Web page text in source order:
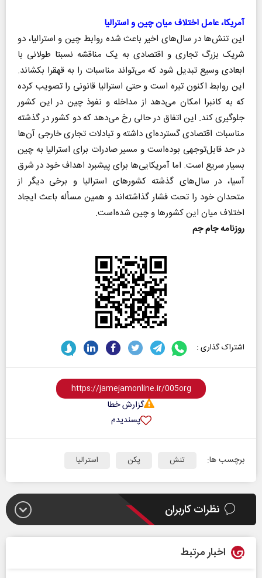
​​​​​​​آمریکا، عامل اختلاف میان چین و استرالیا
این تنش‌ها در سال‌های اخیر باعث شده روابط چین و استرالیا، دو
شریک بزرگ تجاری و اقتصادی به یک مناقشه نسبتا طولانی با
ابعادی وسیع تبدیل شود که می‌تواند مناسبات را به قهقرا بکشاند.
این روابط اکنون تیره است و حتی استرالیا قانونی را تصویب کرده
که به کانبرا امکان می‌دهد از مداخله و نفوذ چین در این کشور
جلوگیری کند. این اتفاق در حالی رخ می‌دهد که دو کشور در گذشته
مناسبات اقتصادی گسترده‌ای داشته و تبادلات تجاری خارجی آن‌ها
در حد قابل‌توجهی بوده‌است و مسیر صادرات برای استرالیا به چین
بسیار سریع است. اما آمریکایی‌ها برای پیشبرد اهداف خود در شرق
آسیا، در سال‌های گذشته کشور‌های استرالیا و برخی دیگر از
متحدان خود را تحت فشار گذاشته‌اند و همین مسأله باعث ایجاد
اختلاف میان این کشور‌ها و چین شده‌است.
روزنامه جام جم
اشتراک گذاری :
گزارش خطا
پسندیدم
برچسب ها: تنش پکن استرالیا
نظرات کاربران
اخبار مرتبط